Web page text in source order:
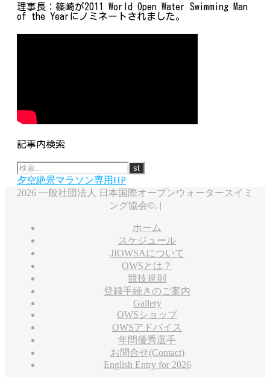
理事長：篠崎が2011 World Open Water Swimming Man
of the Yearにノミネートされました。
記事内検索
夕空絶景マラソン専用HP
2026 一般社団法人 日本国際オープンウォータースイミ
ング協会©. |
ホーム
スケジュール
JIOWSAについて
OWSとは？
競技規則
登録手続きのご案内
Gallery
OWSショップ
OWSアドバイス
年間優秀選手
お問合せ(Contact)
English Entry for 2026